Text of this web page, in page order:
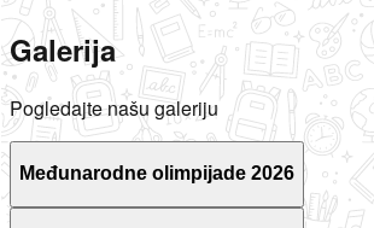
Galerija
Pogledajte našu galeriju
Međunarodne olimpijade 2026